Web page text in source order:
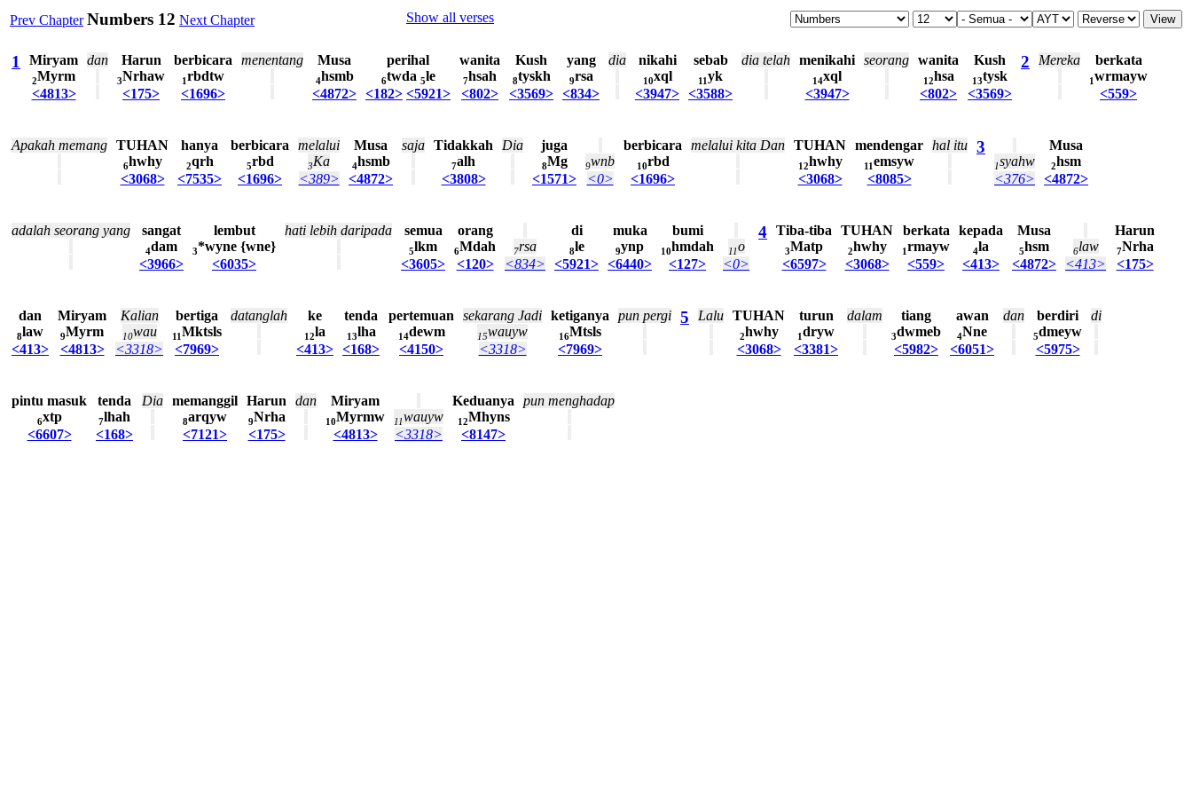
Prev Chapter Numbers 12 Next Chapter Show all verses
1 Miryam
2Myrm
<4813>
dan Harun
3Nrhaw
<175>
berbicara
1rbdtw
<1696>
menentang Musa
4hsmb
<4872>
perihal
6twda 5le
<182> <5921>
wanita
7hsah
<802>
Kush
8tyskh
<3569>
yang
9rsa
<834>
dia nikahi
10xql
<3947>
sebab
11yk
<3588>
dia telah menikahi
14xql
<3947>
seorang wanita
12hsa
<802>
Kush
13tysk
<3569>
2 Mereka berkata
1wrmayw
<559>
Apakah memang TUHAN
6hwhy
<3068>
hanya
2qrh
<7535>
berbicara
5rbd
<1696>
melalui
3Ka
<389>
Musa
4hsmb
<4872>
saja Tidakkah
7alh
<3808>
Dia juga
8Mg
<1571>
9wnb
<0>
berbicara
10rbd
<1696>
melalui kita Dan TUHAN
12hwhy
<3068>
mendengar
11emsyw
<8085>
hal itu 3
1syahw
<376>
Musa
2hsm
<4872>
adalah seorang yang sangat
4dam
<3966>
lembut
3*wyne {wne}
<6035>
hati lebih daripada semua
5lkm
<3605>
orang
6Mdah
<120>
7rsa
<834>
di
8le
<5921>
muka
9ynp
<6440>
bumi
10hmdah
<127>
11o
<0>
4 Tiba-tiba
3Matp
<6597>
TUHAN
2hwhy
<3068>
berkata
1rmayw
<559>
kepada
4la
<413>
Musa
5hsm
<4872>
6law
<413>
Harun
7Nrha
<175>
dan
8law
<413>
Miryam
9Myrm
<4813>
Kalian
10wau
<3318>
bertiga
11Mktsls
<7969>
datanglah ke
12la
<413>
tenda
13lha
<168>
pertemuan
14dewm
<4150>
sekarang Jadi
15wauyw
<3318>
ketiganya
16Mtsls
<7969>
pun pergi 5 Lalu TUHAN
2hwhy
<3068>
turun
1dryw
<3381>
dalam tiang
3dwmeb
<5982>
awan
4Nne
<6051>
dan berdiri
5dmeyw
<5975>
di
pintu masuk
6xtp
<6607>
tenda
7lhah
<168>
Dia memanggil
8arqyw
<7121>
Harun
9Nrha
<175>
dan Miryam
10Myrmw
<4813>
11wauyw
<3318>
Keduanya
12Mhyns
<8147>
pun menghadap